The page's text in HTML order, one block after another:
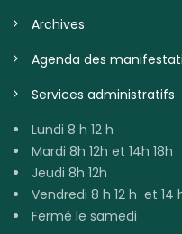
Archives
Agenda des
Services administratifs
Lundi 8 h 12 h
Mardi 8h 12h et 14h 18h
Jeudi 8h 12h
Vendredi 8 h 12 h et 14
Fermé le samedi